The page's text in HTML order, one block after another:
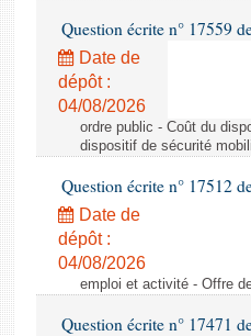
Question écrite n° 17559
Date de
dépôt :
04/08/2026
ordre public - Coût du
dispositif de sécurité
Question écrite n° 17512
Date de
dépôt :
04/08/2026
emploi et activité - Offre
Question écrite n° 17471